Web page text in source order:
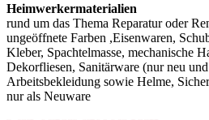
Heimwerkermaterialien
rund um das Thema Reparatur oder
ungeöffnete Farben ,Eisenwaren,
Kleber, Spachtelmasse, mechanische
Dekorfliesen, Sanitärware (nur neu
Arbeitsbekleidung sowie Helme,
nur als Neuware